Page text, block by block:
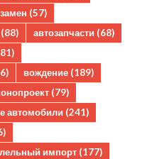
(57)
(88) автозапчасти (68)
вождение (189)
(79)
автомобили (241)
импорт (177)